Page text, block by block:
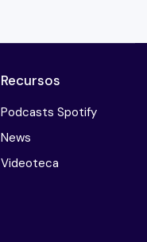
Recursos
Podcasts Spotify
News
Videoteca